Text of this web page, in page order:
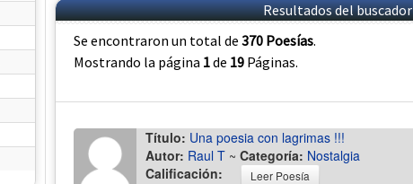
Resultados del buscador
Se encontraron un total de 370 Poesías.
Mostrando la página 1de 19 Páginas.
Título: Una poesia con lagrimas !!!
Autor: Raul T ~ Categoría: Nostalgia
Calificación:
Leer Poesía